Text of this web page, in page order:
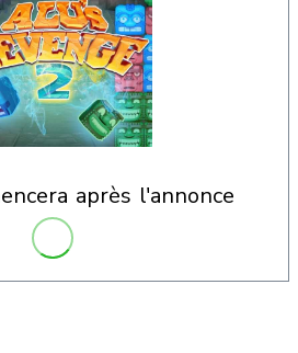
après l'annonce